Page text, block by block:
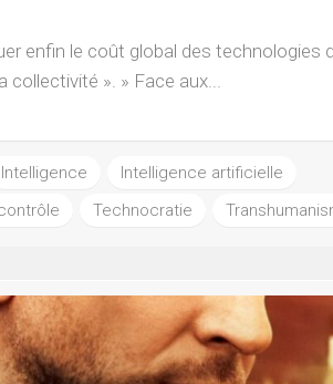
enfin le coût global des technologies
». » Face aux...
Intelligence
Intelligence artificielle
Technocratie